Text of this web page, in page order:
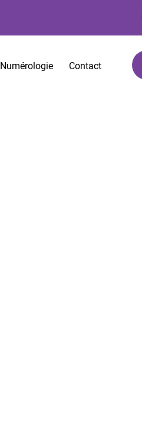
Numérologie Contact